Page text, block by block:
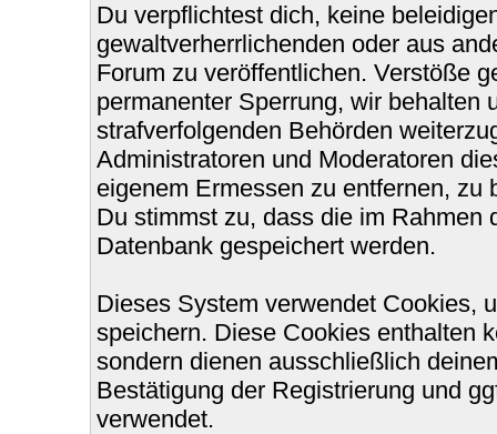
Du verpflichtest dich, keine
gewaltverherrlichenden oder aus
Forum zu veröffentlichen. Verstöße
permanenter Sperrung, wir behalten
strafverfolgenden Behörden
Administratoren und Moderatoren
eigenem Ermessen zu entfernen, zu
Du stimmst zu, dass die im Rahmen
Datenbank gespeichert werden.
Dieses System verwendet Cookies,
speichern. Diese Cookies enthalten
sondern dienen ausschließlich
Bestätigung der Registrierung und
verwendet.